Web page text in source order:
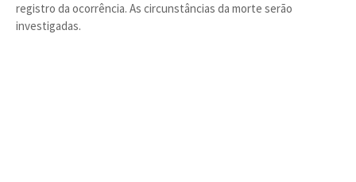
registro da ocorrência. As circunstâncias da morte serão
investigadas.